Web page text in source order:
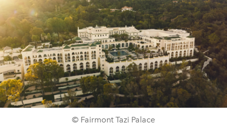
© Fairmont Tazi Palace